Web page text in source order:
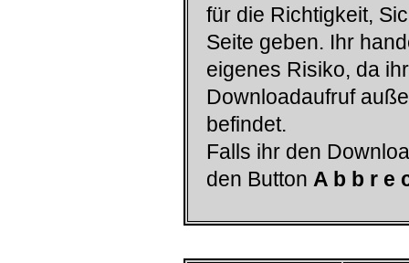
für die Richtigkeit,
Seite geben. Ihr
eigenes Risiko, da
Downloadaufruf
befindet.
Falls ihr den
den Button A b b r e